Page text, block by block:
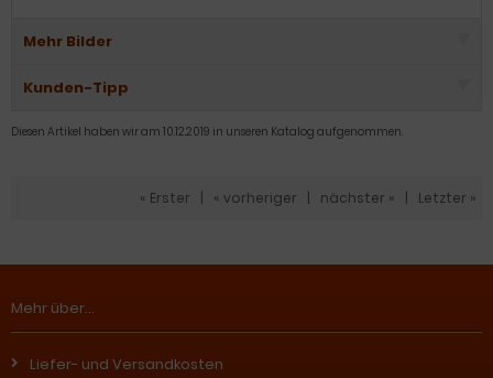
Mehr Bilder
Kunden-Tipp
Diesen Artikel haben wir am 10.12.2019 in unseren Katalog aufgenommen.
« Erster « vorheriger nächster » Letzter »
Mehr über...
Liefer- und Versandkosten